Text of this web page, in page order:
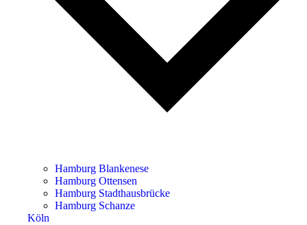
Hamburg Blankenese
Hamburg Ottensen
Hamburg Stadthausbrücke
Hamburg Schanze
Köln